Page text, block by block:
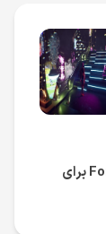
دانلود بازی Formula Legends برای